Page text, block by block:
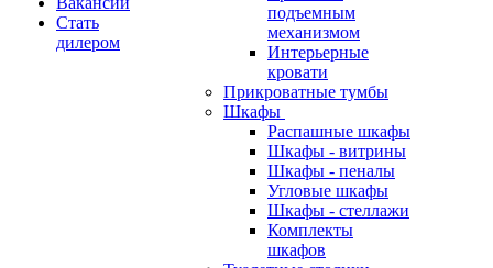
Стать
дилером
подъемным
механизмом
Интерьерные
кровати
Прикроватные тумбы
Шкафы
Распашные шкафы
Шкафы - витрины
Шкафы - пеналы
Угловые шкафы
Шкафы - стеллажи
Комплекты
шкафов